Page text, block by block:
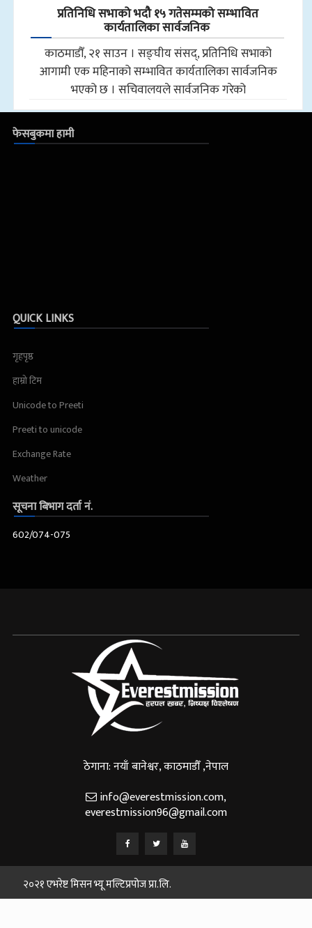
प्रतिनिधि सभाको भदौ १५ गतेसम्मको सम्भावित
कार्यतालिका सार्वजनिक
काठमाडौँ, २१ साउन । सङ्घीय संसद्, प्रतिनिधि सभाको
आगामी एक महिनाको सम्भावित कार्यतालिका सार्वजनिक
भएको छ । सचिवालयले सार्वजनिक गरेको
फेसबुकमा हामी
QUICK LINKS
गृहपृष्ठ
हाम्रो टिम
Unicode to Preeti
Preeti to unicode
Exchange Rate
Weather
सूचना बिभाग दर्ता नं.
602/074-075
ठेगाना: नयाँ बानेश्वर, काठमाडौँ ,नेपाल
info@everestmission.com,
everestmission96@gmail.com
२०२१ एभरेष्ट मिसन भ्यू मल्टिप्रपोज प्रा.लि.